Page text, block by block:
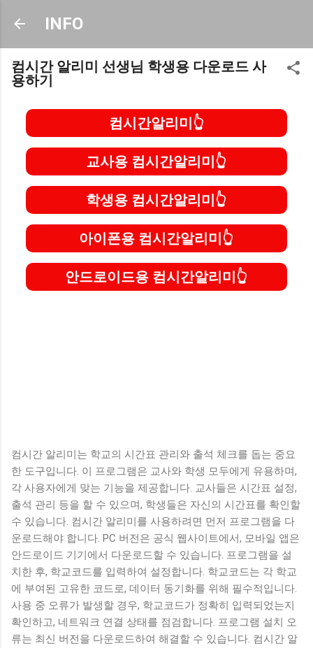
INFO
컴시간 알리미 선생님 학생용 다운로드 사
용하기
컴시간알리미
교사용 컴시간알리미
학생용 컴시간알리미
아이폰용 컴시간알리미
안드로이드용 컴시간알리미
컴시간 알리미는 학교의 시간표 관리와 출석 체크를 돕는 중요
한 도구입니다. 이 프로그램은 교사와 학생 모두에게 유용하며,
각 사용자에게 맞는 기능을 제공합니다. 교사들은 시간표 설정,
출석 관리 등을 할 수 있으며, 학생들은 자신의 시간표를 확인할
수 있습니다. 컴시간 알리미를 사용하려면 먼저 프로그램을 다
운로드해야 합니다. PC 버전은 공식 웹사이트에서, 모바일 앱은
안드로이드 기기에서 다운로드할 수 있습니다. 프로그램을 설
치한 후, 학교코드를 입력하여 설정합니다. 학교코드는 각 학교
에 부여된 고유한 코드로, 데이터 동기화를 위해 필수적입니다.
사용 중 오류가 발생할 경우, 학교코드가 정확히 입력되었는지
확인하고, 네트워크 연결 상태를 점검합니다. 프로그램 설치 오
류는 최신 버전을 다운로드하여 해결할 수 있습니다. 컴시간 알